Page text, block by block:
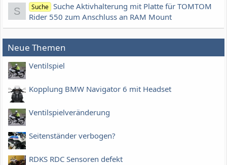
S Suche Suche Aktivhalterung mit Platte für TOMTOM
Rider 550 zum Anschluss an RAM Mount
Neue Themen
Ventilspiel
Kopplung BMW Navigator 6 mit Headset
Ventilspielveränderung
Seitenständer verbogen?
RDKS RDC Sensoren defekt